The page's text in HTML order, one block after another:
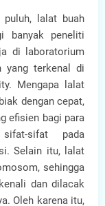
puluh, lalat buah
banyak peneliti
di laboratorium
yang terkenal di
Mengapa lalat
dengan cepat,
efisien bagi para
sifat pada
Selain itu, lalat
sehingga
dan dilacak
Oleh karena itu,